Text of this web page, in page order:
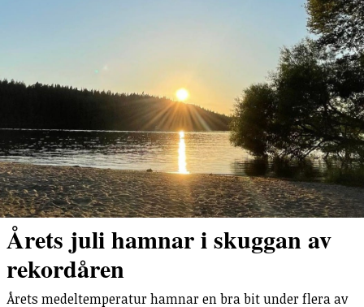
Årets juli hamnar i skuggan av
rekordåren
Årets medeltemperatur hamnar en bra bit under flera av